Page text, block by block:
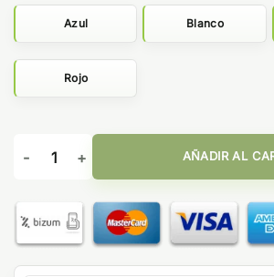
Azul Blanco
Rojo
COLGANTE PARA POD-VAPER cantidad
AÑADIR AL